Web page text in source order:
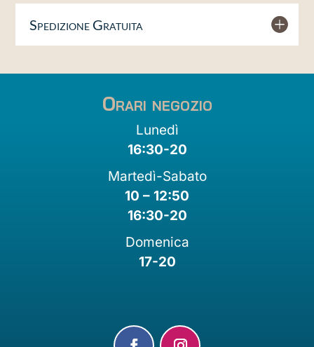
Spedizione Gratuita
Orari negozio
Lunedì
16:30-20
Martedì-Sabato
10 – 12:50
16:30-20
Domenica
17-20